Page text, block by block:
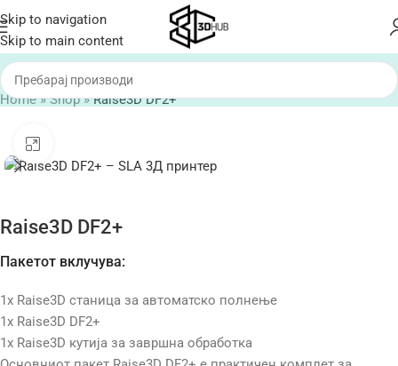
Skip to navigation
Skip to main content
Home»Shop»Raise3D DF2+
Raise3D DF2+
Пакетот вклучува:
1x Raise3D станица за автоматско полнење
1x Raise3D DF2+
1x Raise3D кутија за завршна обработка